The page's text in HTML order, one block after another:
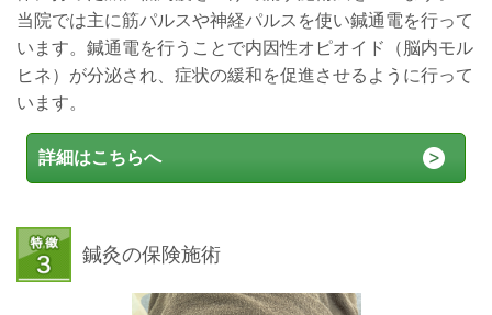
当院では主に筋パルスや神経パルスを使い鍼通電を行って
います。鍼通電を行うことで内因性オピオイド（脳内モル
ヒネ）が分泌され、症状の緩和を促進させるように行って
います。
詳細はこちらへ
鍼灸の保険施術